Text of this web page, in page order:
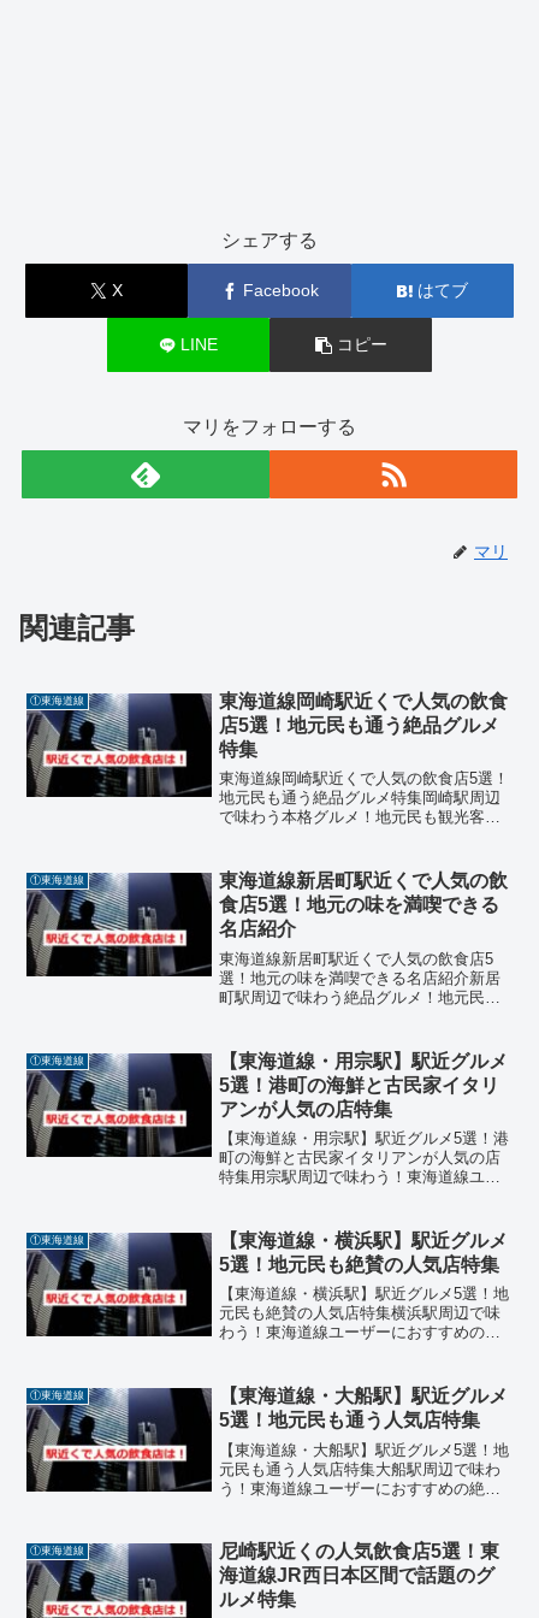
シェアする
X Facebook はてブ
LINE コピー
マリをフォローする
マリ
関連記事
①東海道線
東海道線岡崎駅近くで人気の飲食
店5選！地元民も通う絶品グルメ
特集
東海道線岡崎駅近くで人気の飲食店5選！
地元民も通う絶品グルメ特集岡崎駅周辺
で味わう本格グルメ！地元民も観光客も
タリアンなど、ジャンル豊富な飲食店が
揃っています。今回は、食...
①東海道線
東海道線新居町駅近くで人気の飲
食店5選！地元の味を満喫できる
名店紹介
東海道線新居町駅近くで人気の飲食店5
選！地元の味を満喫できる名店紹介新居
町駅周辺で味わう絶品グルメ！地元民も
や、老舗のうなぎ店、異国情緒あふれる
インド料理店など、魅力的...
①東海道線
【東海道線・用宗駅】駅近グルメ
5選！港町の海鮮と古民家イタリ
アンが人気の店特集
【東海道線・用宗駅】駅近グルメ5選！港
町の海鮮と古民家イタリアンが人気の店
特集用宗駅周辺で味わう！東海道線ユー
の幸と落ち着いた街並みが魅力のエリア
です。駅周辺には、しら...
①東海道線
【東海道線・横浜駅】駅近グルメ
5選！地元民も絶賛の人気店特集
【東海道線・横浜駅】駅近グルメ5選！地
元民も絶賛の人気店特集横浜駅周辺で味
わう！東海道線ユーザーにおすすめの絶
点にもなる便利なエリア。そんな横浜駅
周辺には、地元民からも...
①東海道線
【東海道線・大船駅】駅近グルメ
5選！地元民も通う人気店特集
【東海道線・大船駅】駅近グルメ5選！地
元民も通う人気店特集大船駅周辺で味わ
う！東海道線ユーザーにおすすめの絶品
勤・観光の拠点としても人気のエリアで
す。そんな大船駅周辺には、...
①東海道線
尼崎駅近くの人気飲食店5選！東
海道線JR西日本区間で話題のグ
ルメ特集